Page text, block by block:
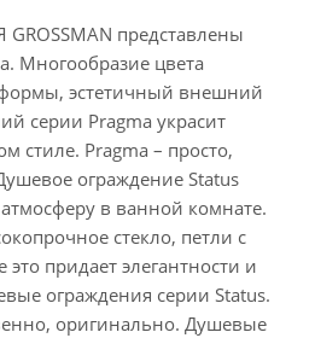
представлены
Многообразие цвета
эстетичный внешний
серии Pragma украсит
стиле. Pragma – просто,
ограждение Status
в ванной комнате.
стекло, петли с
придает элегантности и
ограждения серии Status.
оригинально. Душевые